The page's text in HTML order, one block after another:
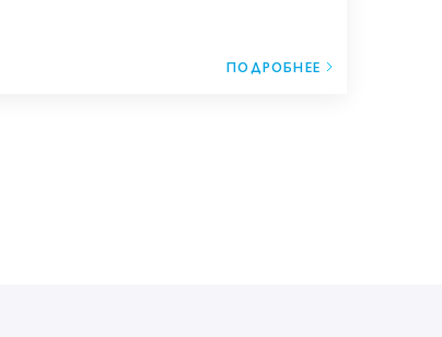
ПОДРОБНЕЕ